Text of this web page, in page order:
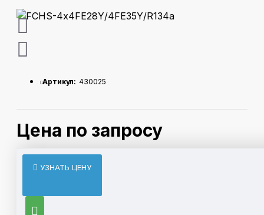
Цена по запросу
Артикул: 430025
УЗНАТЬ ЦЕНУ
ОПИСАНИЕ
Базовый Состав